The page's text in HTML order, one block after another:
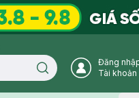
Search icon
Đăng
Tài khoản